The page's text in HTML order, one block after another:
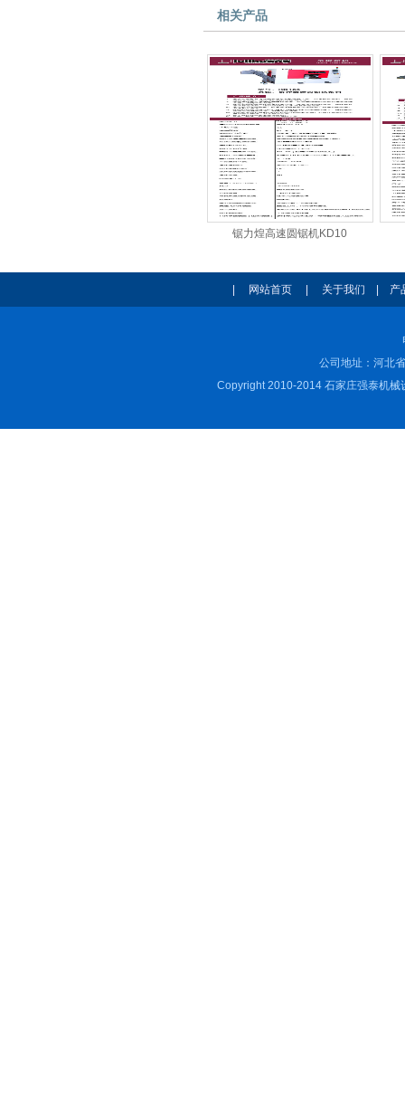
相关产品
锯力煌高速圆锯机KD10
网站首页| 关于我们 产
公司地址：河北
Copyright 2010-2014 石家庄强泰机